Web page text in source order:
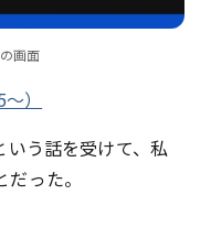
画面
）
いう話を受けて、私
った。